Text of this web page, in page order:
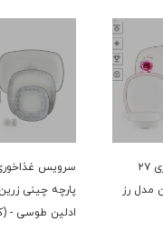
سرویس غذاخوری ۲۷
مدل رز
پارچه چینی
ادلین طوسی -